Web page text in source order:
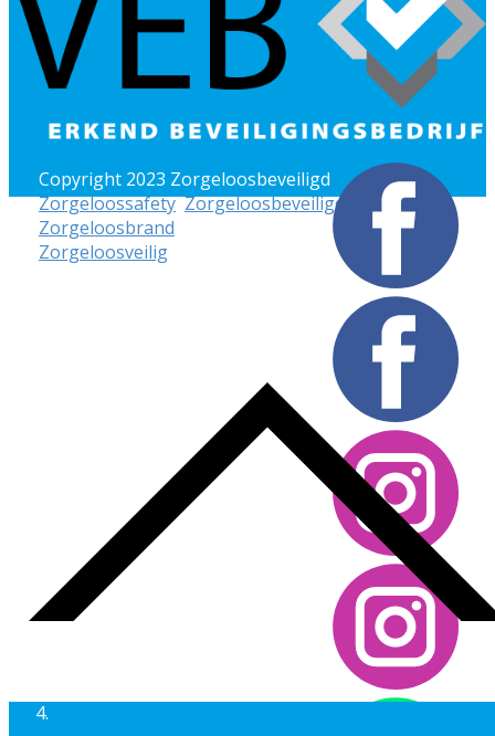
Copyright 2023 Zorgeloosbeveiligd
Zorgeloossafety,Zorgeloosbeveiligd
Zorgeloosbrand
Zorgeloosveilig